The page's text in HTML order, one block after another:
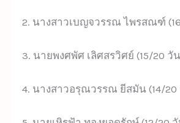
2. นางสาวเบญจวรรณ ไพรสณฑ์
3. นายพงศพัศ เลิศสรวิศย์ (15/20 วั
4. นางสาวอรุณวรรณ ยีสมัน (14/20